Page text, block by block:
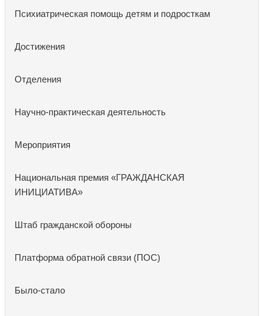
Психиатрическая помощь детям и подросткам
Достижения
Отделения
Научно-практическая деятельность
Мероприятия
Национальная премия «ГРАЖДАНСКАЯ
ИНИЦИАТИВА»
Штаб гражданской обороны
Платформа обратной связи (ПОС)
Было-стало